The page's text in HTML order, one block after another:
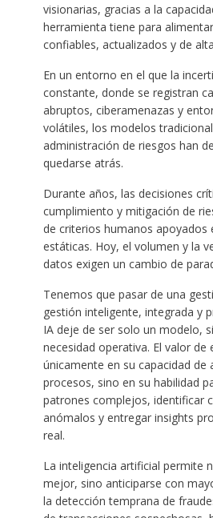
visionarias, gracias a la
herramienta tiene para
confiables, actualizados y de
En un entorno en el que la
constante, donde se registran
abruptos, ciberamenazas y
volátiles, los modelos
administración de riesgos han
quedarse atrás.
Durante años, las decisiones
cumplimiento y mitigación de
de criterios humanos apoyados
estáticas. Hoy, el volumen y la
datos exigen un cambio de
Tenemos que pasar de una
gestión inteligente, integrada y
IA deje de ser solo un modelo,
necesidad operativa. El valor de
únicamente en su capacidad de
procesos, sino en su habilidad
patrones complejos, identificar
anómalos y entregar insights
real.
La inteligencia artificial permite
mejor, sino anticiparse con
la detección temprana de